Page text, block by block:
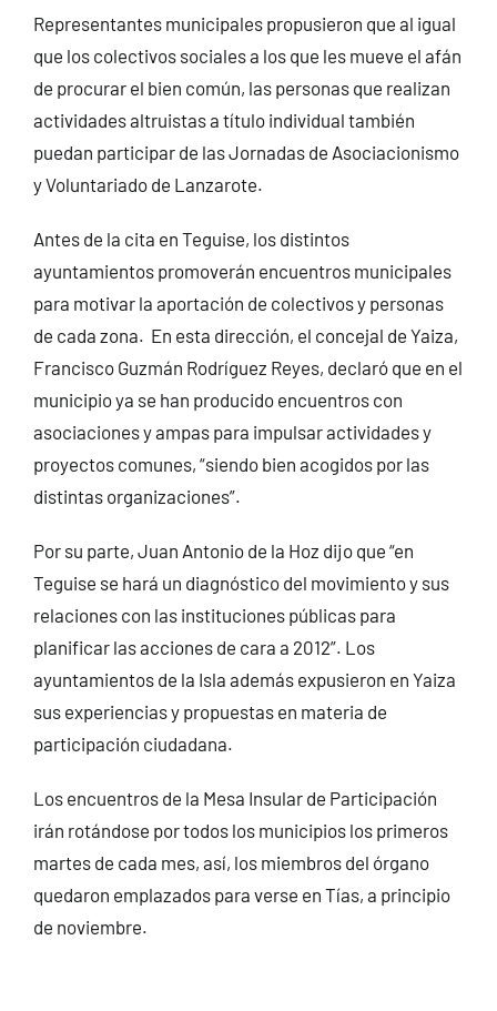
Representantes municipales propusieron que al igual
que los colectivos sociales a los que les mueve el afán
de procurar el bien común, las personas que realizan
actividades altruistas a título individual también
puedan participar de las Jornadas de Asociacionismo
y Voluntariado de Lanzarote.
Antes de la cita en Teguise, los distintos
ayuntamientos promoverán encuentros municipales
para motivar la aportación de colectivos y personas
de cada zona. En esta dirección, el concejal de Yaiza,
Francisco Guzmán Rodríguez Reyes, declaró que en el
municipio ya se han producido encuentros con
asociaciones y ampas para impulsar actividades y
proyectos comunes, “siendo bien acogidos por las
distintas organizaciones”.
Por su parte, Juan Antonio de la Hoz dijo que “en
Teguise se hará un diagnóstico del movimiento y sus
relaciones con las instituciones públicas para
planificar las acciones de cara a 2012”. Los
ayuntamientos de la Isla además expusieron en Yaiza
sus experiencias y propuestas en materia de
participación ciudadana.
Los encuentros de la Mesa Insular de Participación
irán rotándose por todos los municipios los primeros
martes de cada mes, así, los miembros del órgano
quedaron emplazados para verse en Tías, a principio
de noviembre.